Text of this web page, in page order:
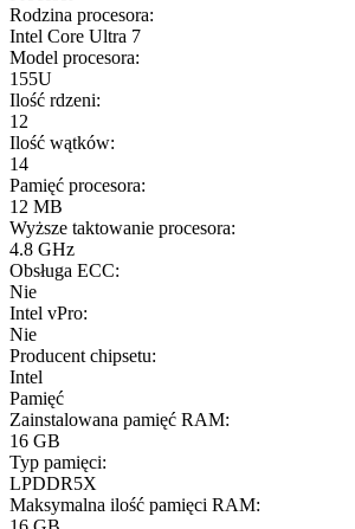
Rodzina procesora:
Intel Core Ultra 7
Model procesora:
155U
Ilość rdzeni:
12
Ilość wątków:
14
Pamięć procesora:
12 MB
Wyższe taktowanie procesora:
4.8 GHz
Obsługa ECC:
Nie
Intel vPro:
Nie
Producent chipsetu:
Intel
Pamięć
Zainstalowana pamięć RAM:
16 GB
Typ pamięci:
LPDDR5X
Maksymalna ilość pamięci RAM: